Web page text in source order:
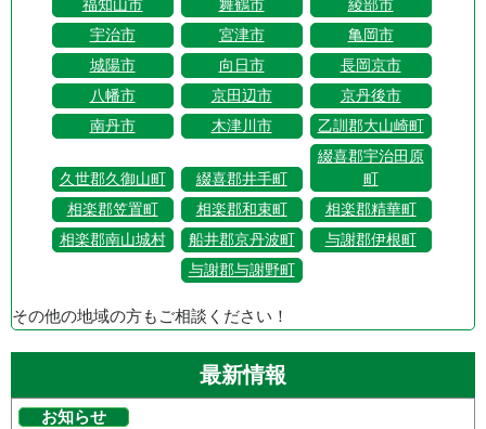
福知山市
舞鶴市
綾部市
宇治市
宮津市
亀岡市
城陽市
向日市
長岡京市
八幡市
京田辺市
京丹後市
南丹市
木津川市 乙訓郡大山崎町
久世郡久御山町 綴喜郡井手町
綴喜郡宇治田原
町
相楽郡笠置町
相楽郡和束町
相楽郡精華町
相楽郡南山城村
船井郡京丹波町
与謝郡伊根町
与謝郡与謝野町
その他の地域の方もご相談ください！
最新情報
お知らせ